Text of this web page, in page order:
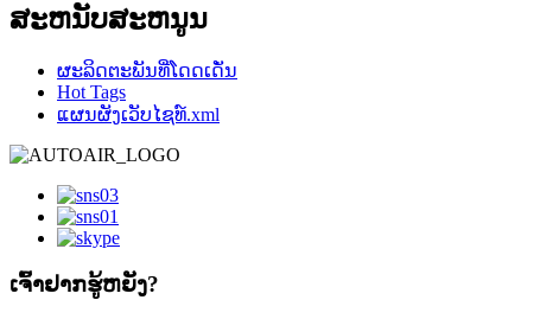
ສະຫນັບສະຫນູນ
ຜະລິດຕະພັນທີ່ໂດດເດັ່ນ
Hot Tags
ແຜນຜັງເວັບໄຊທ໌.xml
ເຈົ້າ​ຢາກ​ຮູ້​ຫຍັງ?